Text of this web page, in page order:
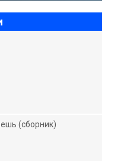
(сборник)